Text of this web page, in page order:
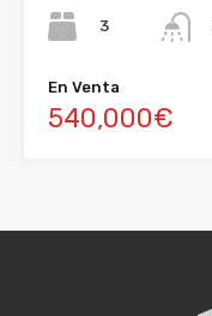
3
En Venta
540,000€